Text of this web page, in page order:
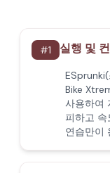
#1 실행 및
Bike
사용하여
피하고 속
연습만이